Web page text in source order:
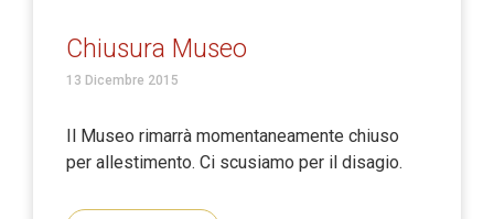
Chiusura Museo
13 Dicembre 2015
Il Museo rimarrà momentaneamente chiuso
per allestimento. Ci scusiamo per il disagio.